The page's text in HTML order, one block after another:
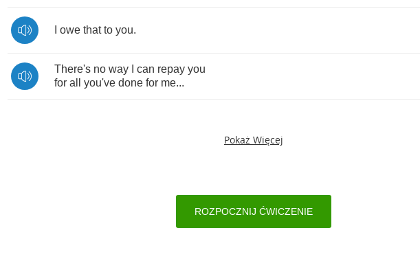
owe that to you.
There's no way can repay you
for all you've done for me...
Pokaż Więcej
ROZPOCZNIJ ĆWICZENIE